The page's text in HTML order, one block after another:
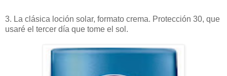
3. La clásica loción solar, formato crema. Protección 30, que
usaré el tercer día que tome el sol.